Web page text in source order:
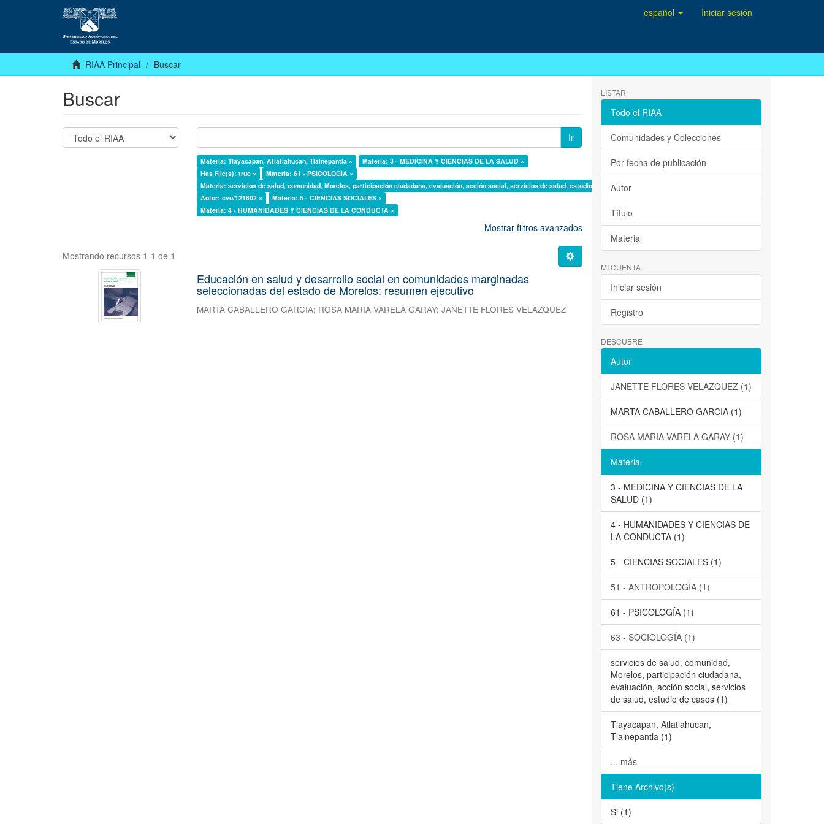
español Iniciar sesión
RIAA Principal Buscar
Buscar
Ir
Materia: Tlayacapan, Atlatlahucan, Tlalnepantla ×
Materia: 3 - MEDICINA Y CIENCIAS DE LA SALUD ×
Has File(s): true ×
Materia: 61 - PSICOLOGÍA ×
Materia: servicios de salud, comunidad, Morelos, participación ciudadana, evaluación, acción social, servicios de salud, estudio de casos ×
Autor: cvu/121802 ×
Materia: 5 - CIENCIAS SOCIALES ×
Materia: 4 - HUMANIDADES Y CIENCIAS DE LA CONDUCTA ×
Mostrar filtros avanzados
Mostrando recursos 1-1 de 1
Educación en salud y desarrollo social en comunidades marginadas
seleccionadas del estado de Morelos: resumen ejecutivo
MARTA CABALLERO GARCIA; ROSA MARIA VARELA GARAY;JANETTE FLORES VELAZQUEZ
LISTAR
Todo el RIAA
Comunidades y Colecciones
Por fecha de publicación
Autor
Título
Materia
MI CUENTA
Iniciar sesión
Registro
DESCUBRE
Autor
JANETTE FLORES VELAZQUEZ (1)
MARTA CABALLERO GARCIA (1)
ROSA MARIA VARELA GARAY (1)
Materia
3 - MEDICINA Y CIENCIAS DE LA
SALUD (1)
4 - HUMANIDADES Y CIENCIAS DE
LA CONDUCTA (1)
5 - CIENCIAS SOCIALES (1)
51 - ANTROPOLOGÍA (1)
61 - PSICOLOGÍA (1)
63 - SOCIOLOGÍA (1)
servicios de salud, comunidad,
Morelos, participación ciudadana,
evaluación, acción social, servicios
de salud, estudio de casos (1)
Tlayacapan, Atlatlahucan,
Tlalnepantla (1)
... más
Tiene Archivo(s)
Si (1)